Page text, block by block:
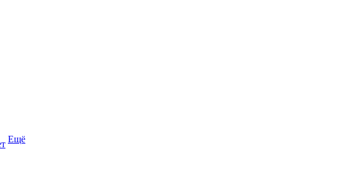
Ещё